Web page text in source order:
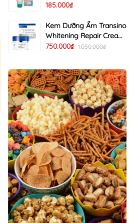
185.000₫
Kem Dưỡng Ẩm Transino
Whitening Repair Cream
EX Trị Nám Trắng Da 35g
750.000₫ 1.050.000₫